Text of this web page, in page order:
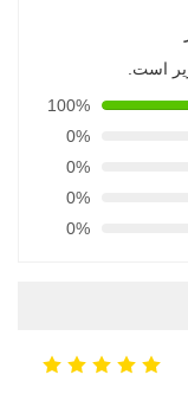
است.
100%
0%
0%
0%
0%